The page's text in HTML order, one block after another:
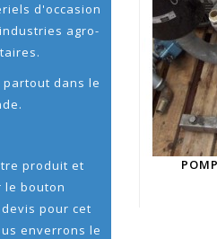
d'occasion
agro-
dans le
produit et
le bouton
pour cet
enverrons le